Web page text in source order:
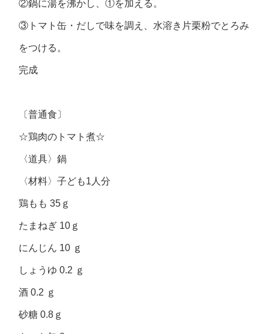
②鍋に湯を沸かし、①を加える。
③トマト缶・だしで味を調え、水溶き片栗粉でとろみ
をつける。
完成
〔普通食〕
☆鶏肉のトマト煮☆
〈道具〉鍋
〈材料〉子ども1人分
鶏もも 35ｇ
たまねぎ 10ｇ
にんじん 10 ｇ
しょうゆ 0.2 ｇ
酒 0.2 ｇ
砂糖 0.8ｇ